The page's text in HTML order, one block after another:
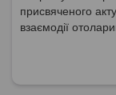
присвяченого
взаємодії